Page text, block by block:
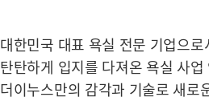
대한민국 대표 욕실 전문 기업으로
탄탄하게 입지를 다져온 욕실 사
더이누스만의 감각과 기술로 새로